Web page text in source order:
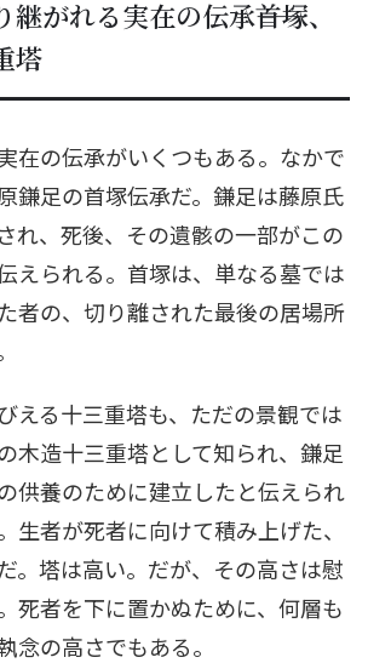
がれる実在の伝承――首塚、
塔
在の伝承がいくつもある。なかで
鎌足の首塚伝承だ。鎌足は藤原氏
れ、死後、その遺骸の一部がこの
えられる。首塚は、単なる墓では
者の、切り離された最後の居場所
える十三重塔も、ただの景観では
木造十三重塔として知られ、鎌足
供養のために建立したと伝えられ
生者が死者に向けて積み上げた、
。塔は高い。だが、その高さは慰
死者を下に置かぬために、何層も
念の高さでもある。